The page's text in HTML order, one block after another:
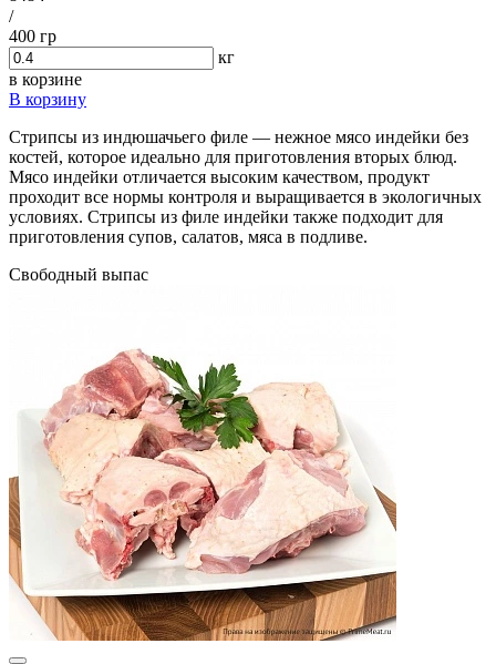
/
400 гр
кг
в корзине
В корзину
Стрипсы из индюшачьего филе — нежное мясо индейки без
костей, которое идеально для приготовления вторых блюд.
Мясо индейки отличается высоким качеством, продукт
проходит все нормы контроля и выращивается в экологичных
условиях. Стрипсы из филе индейки также подходит для
приготовления супов, салатов, мяса в подливе.
Свободный выпас